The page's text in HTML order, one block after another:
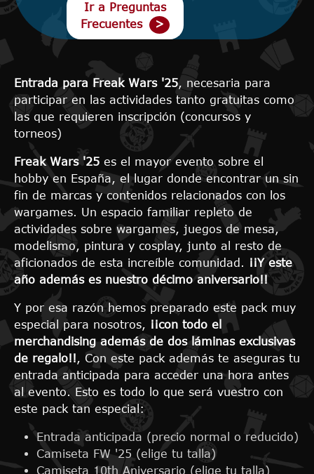
Ir a Preguntas
Frecuentes
Entrada para Freak Wars '25, necesaria para
participar en las actividades tanto gratuitas como
las que requieren inscripción (concursos y
torneos)
Freak Wars '25 es el mayor evento sobre el
hobby en España, el lugar donde encontrar un sin
fin de marcas y contenidos relacionados con los
wargames. Un espacio familiar repleto de
actividades sobre wargames, juegos de mesa,
modelismo, pintura y cosplay, junto al resto de
aficionados de esta increíble comunidad. ¡¡Y este
año además es nuestro décimo aniversario!!
Y por esa razón hemos preparado este pack muy
especial para nosotros, ¡¡con todo el
merchandising además de dos láminas exclusivas
de regalo!!, Con este pack además te aseguras tu
entrada anticipada para acceder una hora antes
al evento. Esto es todo lo que será vuestro con
este pack tan especial:
Entrada anticipada (precio normal o reducido)
Camiseta FW '25 (elige tu talla)
Camiseta 10th Aniversario (elige tu talla)